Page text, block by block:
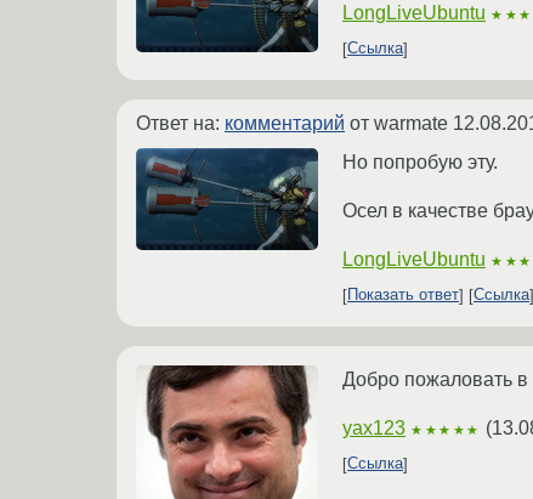
LongLiveUbuntu
Ссылка
Ответ на: комментарий от warmate
Но попробую эту.
Осел в качестве
LongLiveUbuntu
Показать ответ
Ссылка
Добро пожаловать
yax123 ★★★★★ (
Ссылка